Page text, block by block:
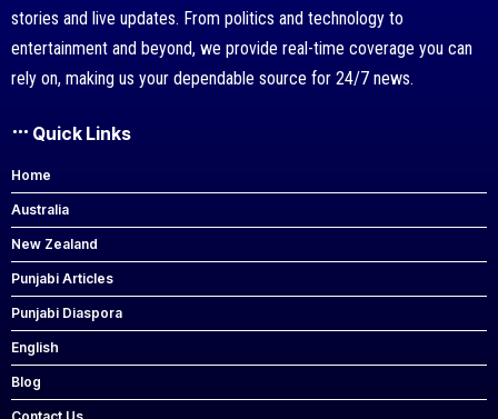
stories and live updates. From politics and technology to
entertainment and beyond, we provide real-time coverage you can
rely on, making us your dependable source for 24/7 news.
Quick Links
Home
Australia
New Zealand
Punjabi Articles
Punjabi Diaspora
English
Blog
Contact Us